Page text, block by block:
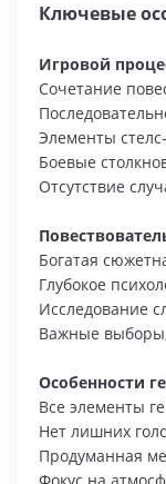
Ключевые
Игровой
Сочетание
Элементы
Боевые
Отсутствие
Богатая
Глубокое
Исследование
Важные
Особенности
Все элементы
Нет лишних
Продуманная